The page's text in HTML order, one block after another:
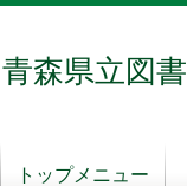
青森県立図
トップメニュー